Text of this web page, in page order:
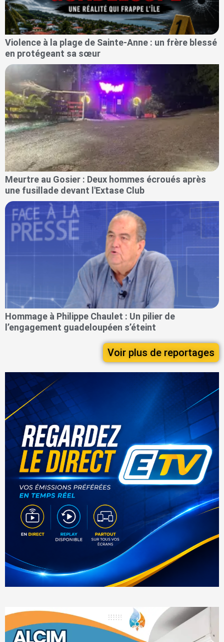
Violence à la plage de Sainte-Anne : un frère blessé
en protégeant sa sœur
Meurtre au Gosier : Deux hommes écroués après
une fusillade devant l'Extase Club
Hommage à Philippe Chaulet : Un pilier de
l’engagement guadeloupéen s’éteint
Voir plus de reportages